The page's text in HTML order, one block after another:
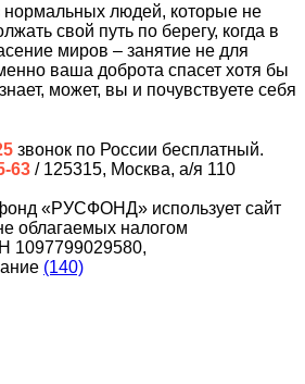
людей, которые не
свой путь по берегу, когда в
миров – занятие не для
ваша доброта спасет хотя бы
может, вы и почувствуете себя
звонок по России бесплатный.
63 / 125315, Москва, а/я 110
«РУСФОНД» использует сайт
облагаемых налогом
1097799029580,
(140)